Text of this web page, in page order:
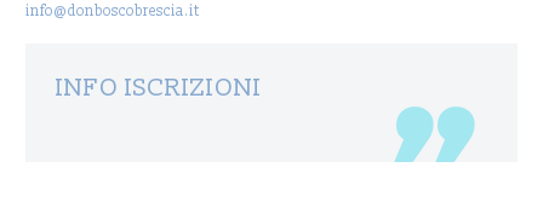
info@donboscobrescia.it
INFO ISCRIZIONI